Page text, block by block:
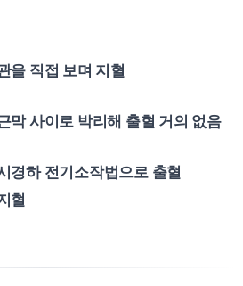
을 직접 보며 지혈
막 사이로 박리해 출혈 거의 없음
경하 전기소작법으로 출혈
혈